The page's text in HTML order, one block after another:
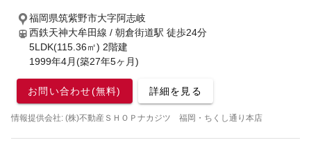
福岡県筑紫野市大字阿志岐
西鉄天神大牟田線 / 朝倉街道駅 徒歩24分
5LDK(115.36㎡) 2階建
1999年4月(築27年5ヶ月)
お問い合わせ(無料) 詳細を見る
情報提供会社: (株)不動産ＳＨＯＰナカジツ 福岡・ちくし通り本店